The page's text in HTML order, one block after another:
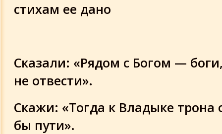
стихам ее дано
Сказали: «Рядом с Богом —
не отвести».
Скажи: «Тогда к Владыке
бы пути».